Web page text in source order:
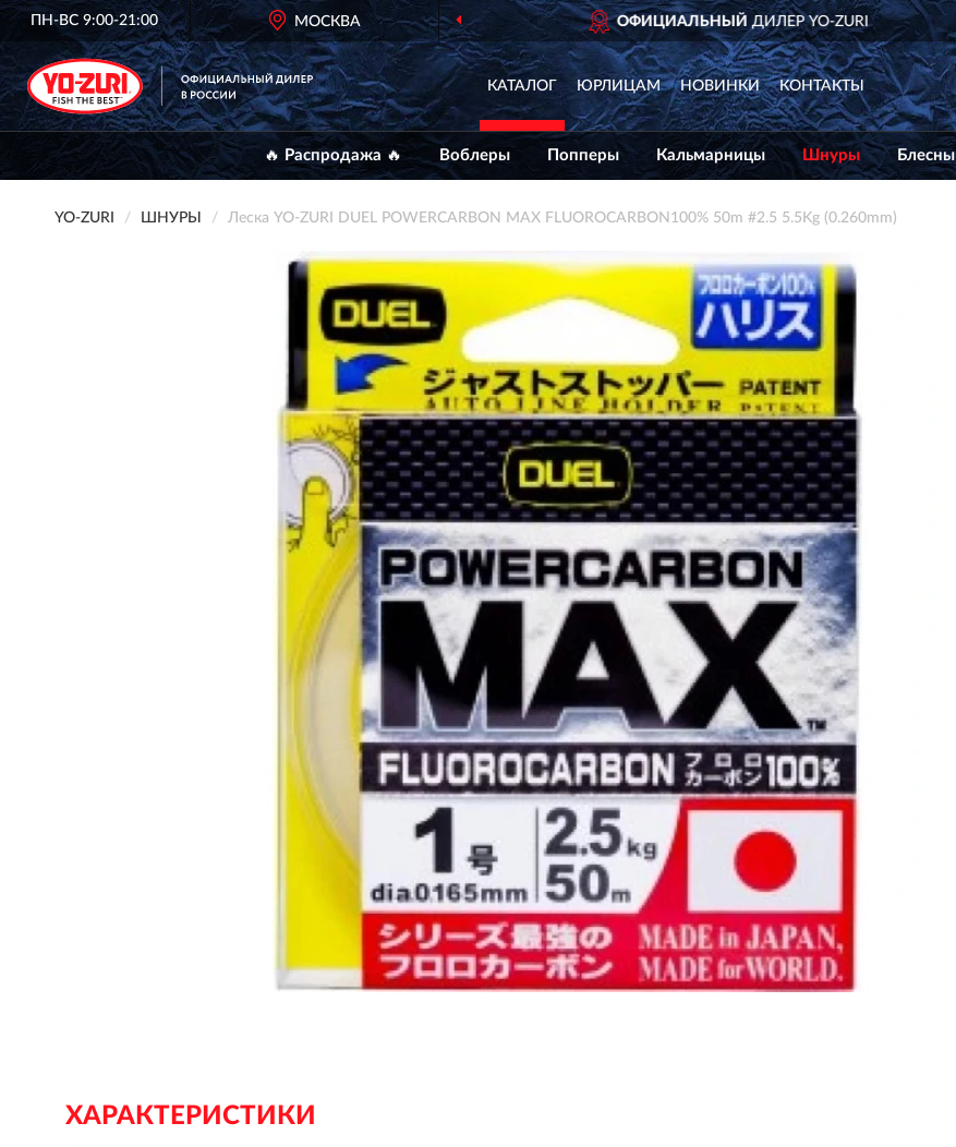
ПН-ВС 9:00-21:00 МОСКВА
ОФИЦИАЛЬНЫЙДИЛЕР YO-ZURI ДОСТАВИМ
КАТАЛОГ ЮРЛИЦАМ НОВИНКИ КОНТАКТЫ
🔥 Распродажа 🔥 Воблеры Попперы Кальмарницы Шнуры Блесны
YO-ZURI ШНУРЫ Леска YO-ZURI DUEL POWERCARBON MAX FLUOROCARBON100% 50m #2.5 5.5Kg (0.260mm)
ХАРАКТЕРИСТИКИ